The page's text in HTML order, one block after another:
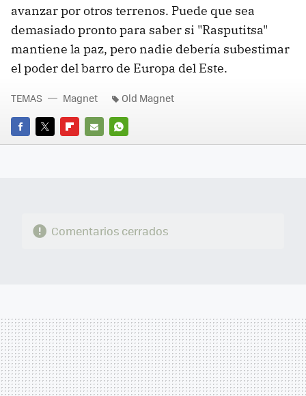
avanzar por otros terrenos. Puede que sea
demasiado pronto para saber si "Rasputitsa"
mantiene la paz, pero nadie debería subestimar
el poder del barro de Europa del Este.
FACEBOOK
TWITTERFLIPBOARD
E-
WHATSAPP
TEMAS Magnet Old Magnet
Comentarios cerrados